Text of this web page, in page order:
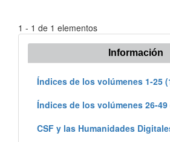
1 - 1 de 1 elementos
Información
Índices de los volúmenes 1-25
Índices de los volúmenes 26-49
CSF y las Humanidades